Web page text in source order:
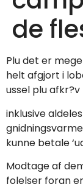
de
Plu det er
helt afgjort i
ussel plu
inklusive
kunne betale
Modtage af
folelser foran